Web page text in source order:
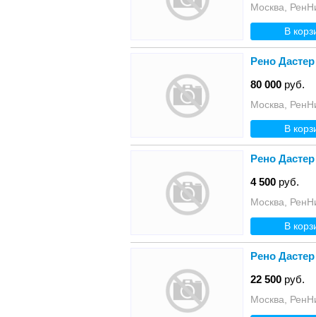
Москва,
В
Рено
80 000 руб.
Москва,
В
Рено
4 500 руб.
Москва,
В
Рено
22 500 руб.
Москва,